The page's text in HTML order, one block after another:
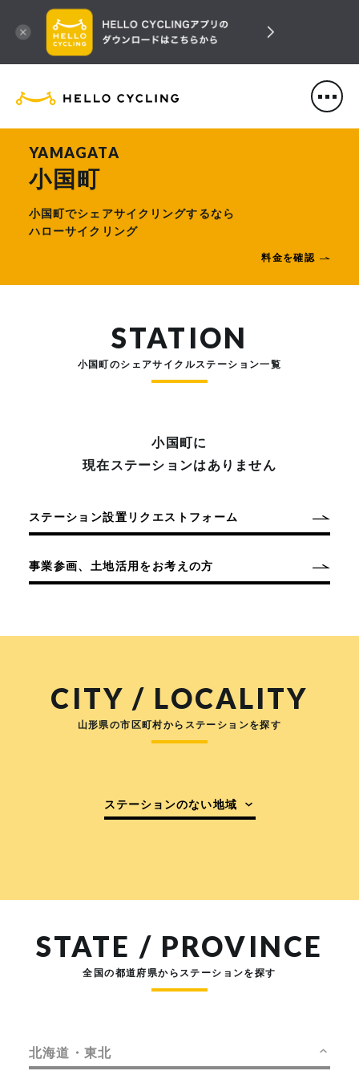
HELLO CYCLING（ハローサ
YAMAGATA
小国町
小国町でシェアサイクリングするなら
ハローサイクリング
料金を確認
STATION
小国町のシェアサイクルステーション一覧
小国町に
現在ステーションはありません
ステーション設置リクエストフォーム
事業参画、土地活用をお考えの方
CITY / LOCALITY
山形県の市区町村からステーションを探す
ステーションのない地域
STATE / PROVINCE
全国の都道府県からステーションを探す
北海道・東北